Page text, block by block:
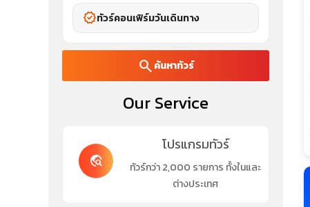
verifiedทัวร์คอนเฟิร์มวันเดินทาง
search ค้นหาทัวร์
Our Service
travel_explore
โปรแกรมทัวร์
ทัวร์กว่า 2,000 รายการ ทั้งในและ
ต่างประเทศ